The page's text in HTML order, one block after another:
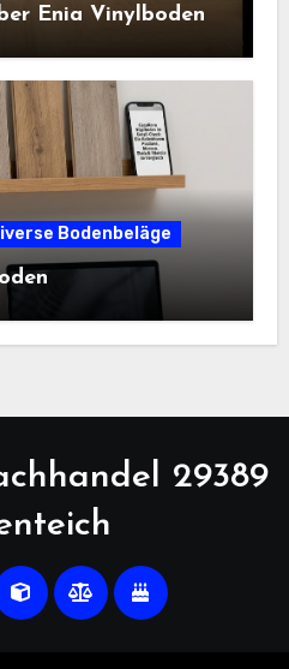
Enia Vinylboden
Bodenbeläge
29389